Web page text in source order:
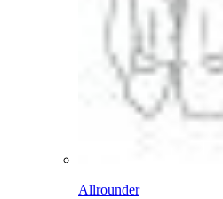
Allrounder